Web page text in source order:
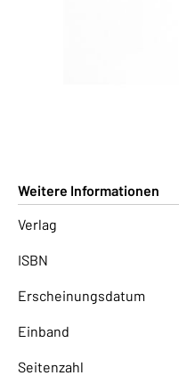
Weitere Informationen
Verlag
ISBN
Erscheinungsdatum
Einband
Seitenzahl